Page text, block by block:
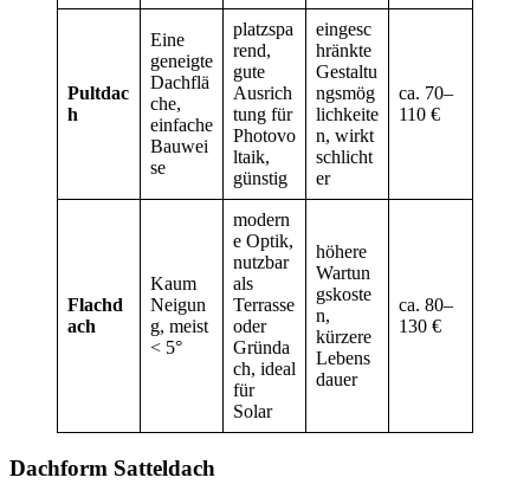
Pultdac
h
Eine
geneigte
Dachflä
che,
einfache
Bauwei
se
platzspa
rend,
gute
Ausrich
tung für
Photovo
ltaik,
günstig
eingesc
hränkte
Gestaltu
ngsmög
lichkeite
n, wirkt
schlicht
er
ca. 70–
110 €
Flachd
ach
Kaum
Neigun
g, meist
< 5°
modern
e Optik,
nutzbar
als
Terrasse
oder
Gründa
ch, ideal
für
Solar
höhere
Wartun
gskoste
n,
kürzere
Lebens
dauer
ca. 80–
130 €
Dachform Satteldach